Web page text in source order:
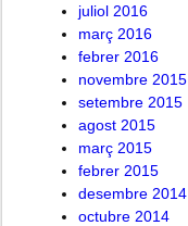
juliol 2016
març 2016
febrer 2016
novembre 2015
setembre 2015
agost 2015
març 2015
febrer 2015
desembre 2014
octubre 2014